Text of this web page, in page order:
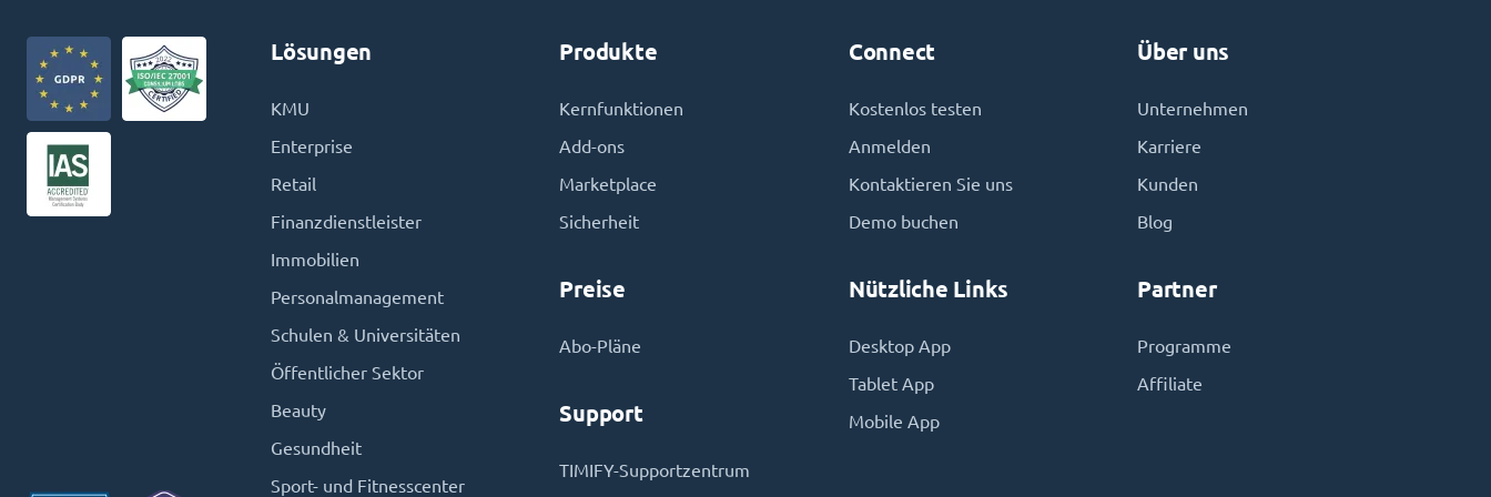
Lösungen
KMU
Enterprise
Retail
Finanzdienstleister
Immobilien
Personalmanagement
Schulen & Universitäten
Öffentlicher Sektor
Beauty
Gesundheit
Sport- und Fitnesscenter
Produkte
Kernfunktionen
Add-ons
Marketplace
Sicherheit
Preise
Abo-Pläne
Support
TIMIFY-Supportzentrum
Connect
Kostenlos testen
Anmelden
Kontaktieren Sie uns
Demo buchen
Nützliche Links
Desktop App
Tablet App
Mobile App
Über uns
Unternehmen
Karriere
Kunden
Blog
Partner
Programme
Affiliate